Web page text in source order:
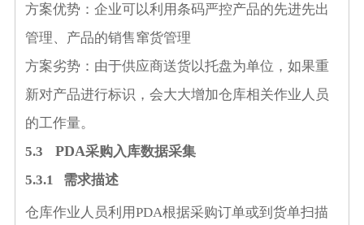
方案优势：企业可以利用条码严控产品的先进先出
管理、产品的销售窜货管理
方案劣势：由于供应商送货以托盘为单位，如果重
新对产品进行标识，会大大增加仓库相关作业人员
的工作量。
5.3
PDA采购入库数据采集
5.3.1
需求描述
仓库作业人员利用PDA根据采购订单或到货单扫描